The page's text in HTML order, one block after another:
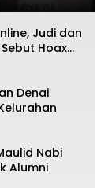
Judi dan
Hoax
Denai
Nabi
Alumni